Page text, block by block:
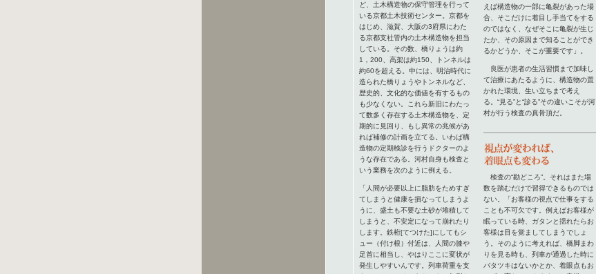
ど、土木構造物の保守管理を行って
いる京都土木技術センター。京都を
はじめ、滋賀、大阪の3府県にわた
る京都支社管内の土木構造物を担当
している。その数、橋りょうは約
1，200、高架は約150、トンネルは
約60を超える。中には、明治時代に
造られた橋りょうやトンネルなど、
歴史的、文化的な価値を有するもの
も少なくない。これら新旧にわたっ
て数多く存在する土木構造物を、定
期的に見回り、もし異常の兆候があ
れば補修の計画を立てる。いわば構
造物の定期検診を行うドクターのよ
うな存在である。河村自身も検査と
いう業務を次のように例える。
「人間が必要以上に脂肪をためすぎ
てしまうと健康を損なってしまうよ
うに、盛土も不要な土砂が堆積して
しまうと、不安定になって崩れたり
します。鉄桁[てつけた]にしてもシ
ュー（付け根）付近は、人間の膝や
足首に相当し、やはりここに変状が
発生しやすいんです。列車荷重を支
えば構造物の一部に亀裂があった場
合、そこだけに着目し手当てをする
のではなく、なぜそこに亀裂が生じ
たか、その原因まで知ることができ
るかどうか、そこが重要です」。
良医が患者の生活習慣まで加味し
て治療にあたるように、構造物の置
かれた環境、生い立ちまで考え
る。“見る”と“診る”その違いこそが河
村が行う検査の真骨頂だ。
検査の“勘どころ”。それはまた場
数を踏むだけで習得できるものでは
ない。「お客様の視点で仕事をする
ことも不可欠です。例えばお客様が
眠っている時、ガタンと揺れたらお
客様は目を覚ましてしまうでしょ
う。そのように考えれば、橋脚まわ
りを見る時も、列車が通過した時に
バタツキはないかとか、着眼点もお